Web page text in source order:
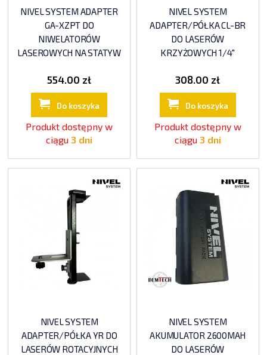
NIVEL SYSTEM ADAPTER
GA-XZPT DO
NIWELATORÓW
LASEROWYCH NA STATYW
554.00 zł
Do koszyka
Produkt dostępny w
ciągu3 dni
NIVEL SYSTEM
ADAPTER/PÓŁKA CL-BR
DO LASERÓW
KRZYŻOWYCH 1/4"
308.00 zł
Do koszyka
Produkt dostępny w
ciągu 3 dni
NIVEL SYSTEM
ADAPTER/PÓŁKA YR DO
LASERÓW ROTACYJNYCH
NIVEL SYSTEM
AKUMULATOR 2600MAH
DO LASERÓW